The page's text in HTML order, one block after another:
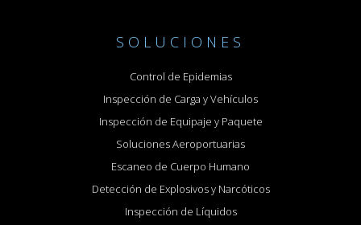
SOLUCIONES
Control de Epidemias
Inspección de Carga y Vehículos
Inspección de Equipaje y Paquete
Soluciones Aeroportuarias
Escaneo de Cuerpo Humano
Detección de Explosivos y Narcóticos
Inspección de Líquidos